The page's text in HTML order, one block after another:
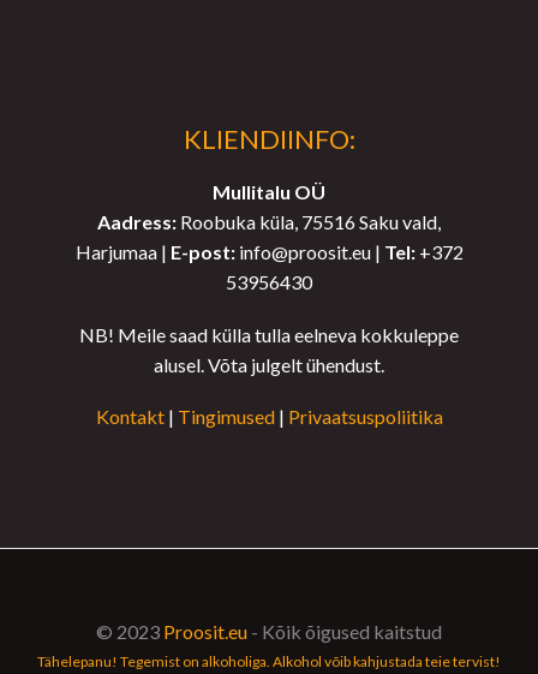
KLIENDIINFO:
Mullitalu OÜ
Aadress: Roobuka küla, 75516 Saku vald,
Harjumaa | E-post:info@proosit.eu | Tel:+372
53956430
NB! Meile saad külla tulla eelneva kokkuleppe
alusel. Võta julgelt ühendust.
Kontakt| Tingimused| Privaatsuspoliitika
© 2023 Proosit.eu - Kõik õigused kaitstud
Tähelepanu! Tegemist on alkoholiga. Alkohol võib kahjustada teie tervist!